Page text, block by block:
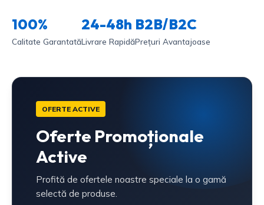
100%
Calitate Garantată
24-48h
Livrare Rapidă
B2B/B2C
Prețuri Avantajoase
OFERTE ACTIVE
Oferte Promoționale
Active
Profită de ofertele noastre speciale la o gamă
selectă de produse.